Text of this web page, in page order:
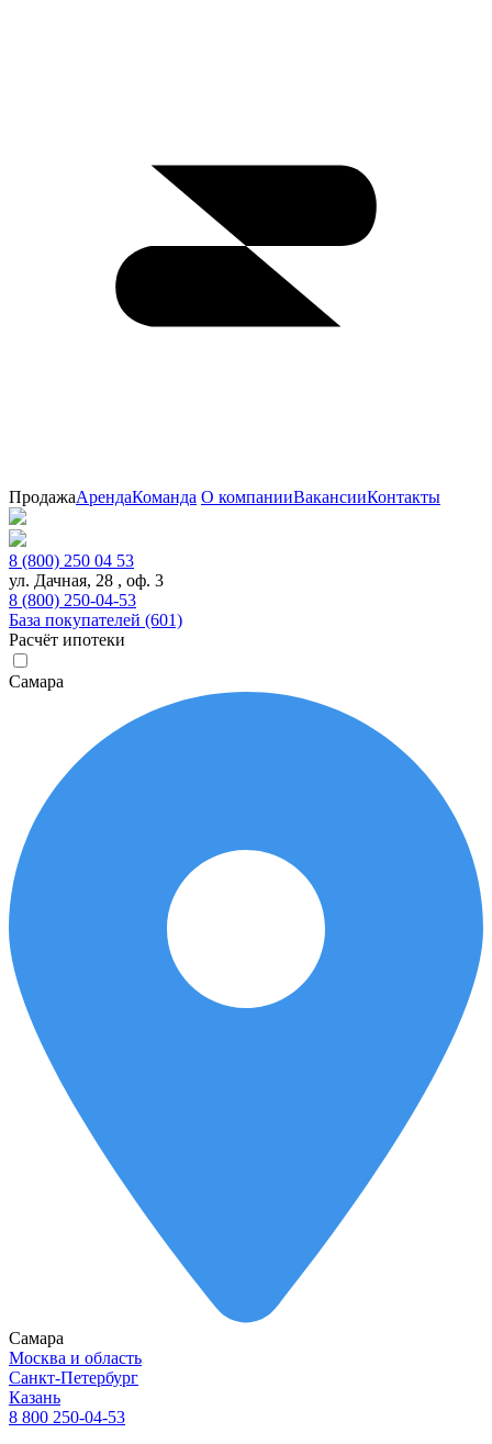
ПродажаАрендаКоманда О компанииВакансииКонтакты
8 (800) 250 04 53
ул. Дачная, 28 , оф. 3
8 (800) 250-04-53
База покупателей (601)
Расчёт ипотеки
Самара
Самара
Москва и область
Санкт-Петербург
Казань
8 800 250-04-53